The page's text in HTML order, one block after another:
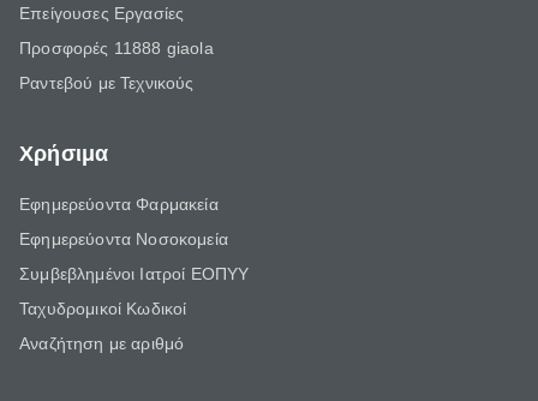
Επείγουσες Εργασίες
Προσφορές 11888 giaola
Ραντεβού με Τεχνικούς
Χρήσιμα
Εφημερεύοντα Φαρμακεία
Εφημερεύοντα Νοσοκομεία
Συμβεβλημένοι Ιατροί ΕΟΠΥΥ
Ταχυδρομικοί Κωδικοί
Αναζήτηση με αριθμό